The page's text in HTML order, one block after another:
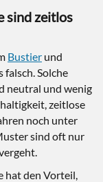
sind zeitlos
Bustier und
Solche
neutral und wenig
zeitlose
noch unter
sind oft nur
hat den Vorteil,